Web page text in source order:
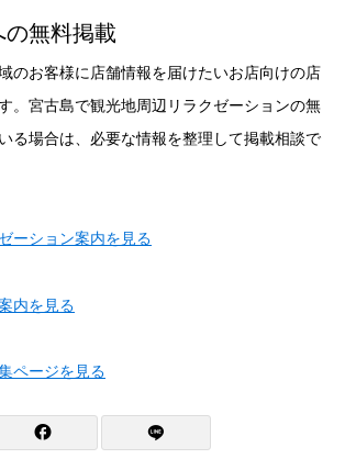
の無料掲載
のお客様に店舗情報を届けたいお店向けの店
。宮古島で観光地周辺リラクゼーションの無
る場合は、必要な情報を整理して掲載相談で
ーション案内を見る
内を見る
ページを見る